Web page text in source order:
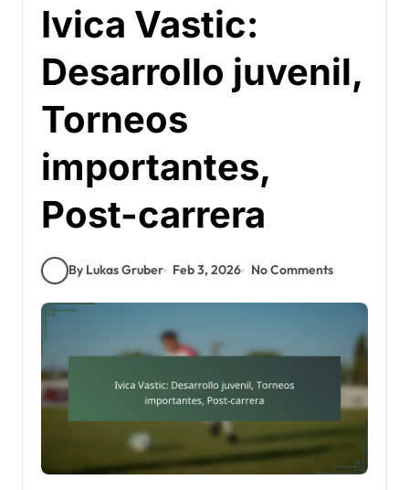
Ivica Vastic:
Desarrollo juvenil,
Torneos
importantes,
Post-carrera
By Lukas Gruber Feb 3, 2026 No Comments